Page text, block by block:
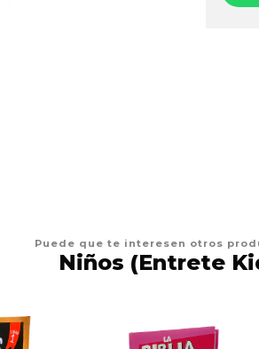
Puede que te interesen otros
Niños (Entrete